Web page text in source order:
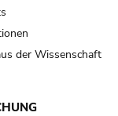
der Wissenschaft